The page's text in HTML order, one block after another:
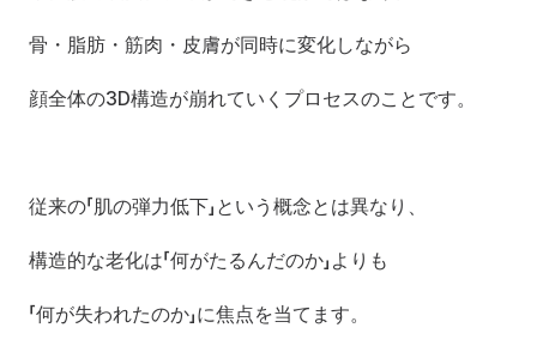
骨・脂肪・筋肉・皮膚が同時に変化しながら
顔全体の3D構造が崩れていくプロセスのことです。
従来の「肌の弾力低下」という概念とは異なり、
構造的な老化は「何がたるんだのか」よりも
「何が失われたのか」に焦点を当てます。